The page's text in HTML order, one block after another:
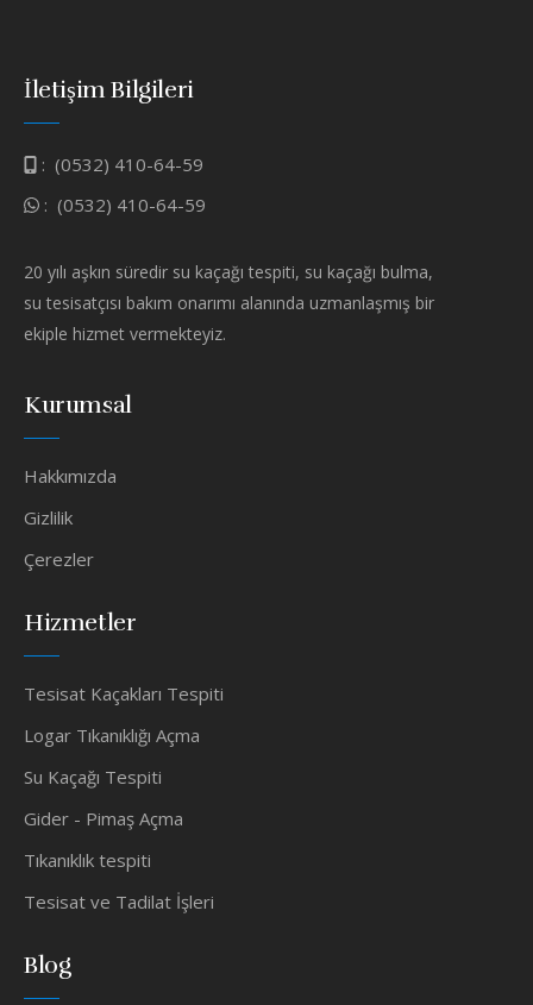
İletişim Bilgileri
: (0532) 410-64-59
: (0532) 410-64-59
20 yılı aşkın süredir su kaçağı tespiti, su kaçağı bulma,
su tesisatçısı bakım onarımı alanında uzmanlaşmış bir
ekiple hizmet vermekteyiz.
Kurumsal
Hakkımızda
Gizlilik
Çerezler
Hizmetler
Tesisat Kaçakları Tespiti
Logar Tıkanıklığı Açma
Su Kaçağı Tespiti
Gider - Pimaş Açma
Tıkanıklık tespiti
Tesisat ve Tadilat İşleri
Blog